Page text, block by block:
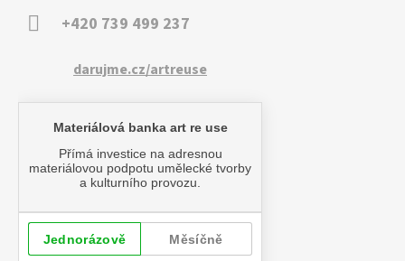
+420 739 499 237
darujme.cz/artreuse